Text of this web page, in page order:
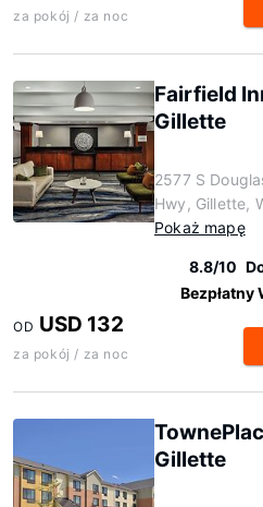
za pokój / za noc
Fairfield
Gillette
2577 S
Hwy, Gillette,
Pokaż mapę
8.8/10
Bezpłatny
OD USD 132
za pokój / za noc
Gillette